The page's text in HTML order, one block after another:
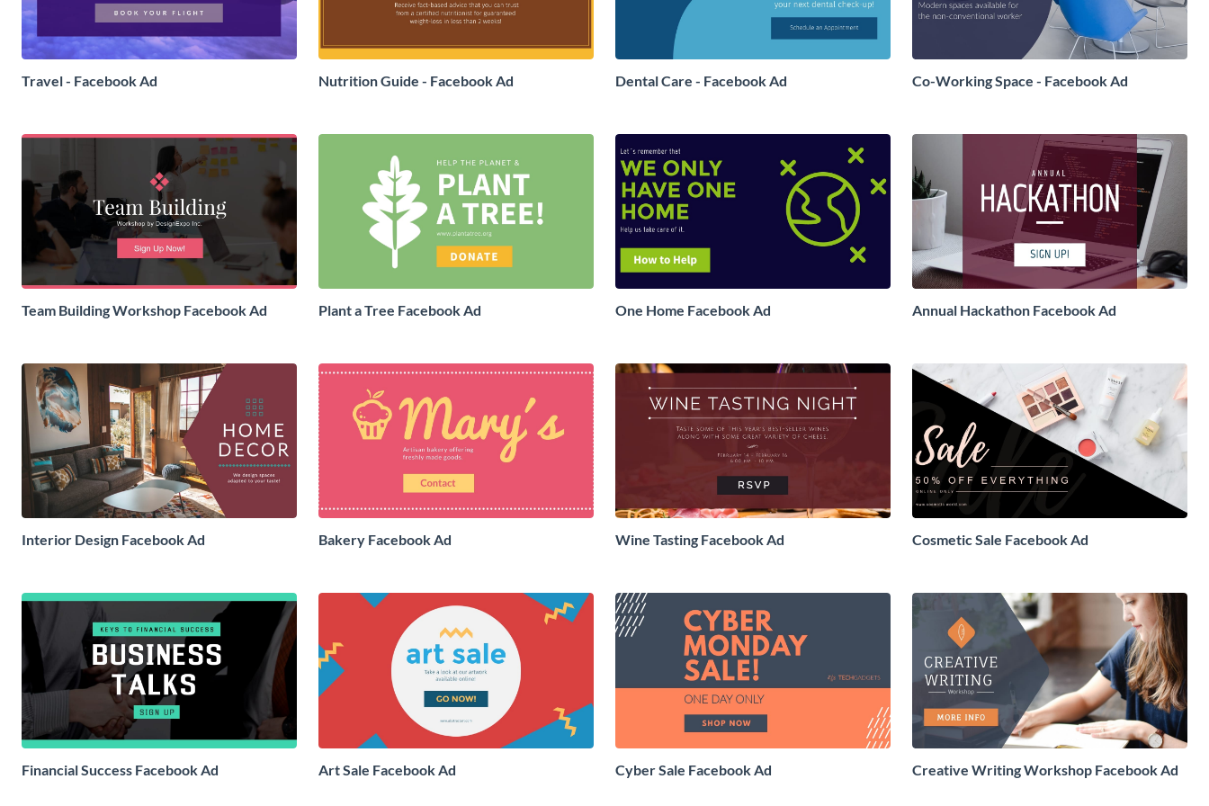
Travel - Facebook Ad Nutrition Guide - Facebook Ad Dental Care - Facebook Ad Co-Working Space - Facebook Ad
Team Building Workshop Facebook Ad Plant a Tree Facebook Ad One Home Facebook Ad Annual Hackathon Facebook Ad
Interior Design Facebook Ad Bakery Facebook Ad Wine Tasting Facebook Ad Cosmetic Sale Facebook Ad
Financial Success Facebook Ad Art Sale Facebook Ad Cyber Sale Facebook Ad Creative Writing Workshop Facebook Ad